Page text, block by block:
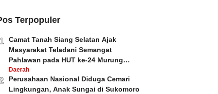
Terpopuler
Camat Tanah Siang Selatan Ajak
Masyarakat Teladani Semangat
Pahlawan pada HUT ke-24 Murung
Raya dan HUT ke-81 Kemerdekaan RI
Daerah
Perusahaan Nasional Diduga Cemari
Lingkungan, Anak Sungai di Sukomoro